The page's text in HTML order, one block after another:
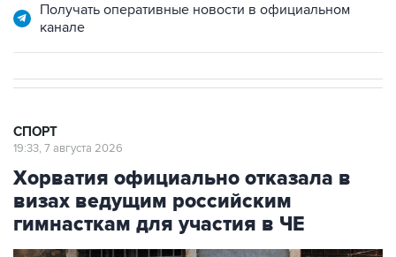
Получать оперативные новости в официальном
канале
СПОРТ
19:33, 7 августа 2026
Хорватия официально отказала в
визах ведущим российским
гимнасткам для участия в ЧЕ